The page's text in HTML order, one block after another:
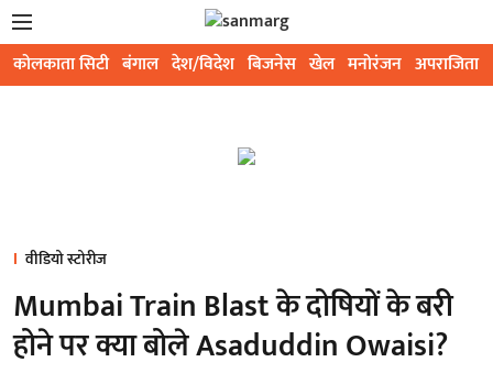
कोलकाता सिटी बंगाल देश/विदेश बिजनेस खेल मनोरंजन अपराजिता
वीडियो स्टोरीज
Mumbai Train Blast के दोषियों के बरी
होने पर क्या बोले Asaduddin Owaisi?